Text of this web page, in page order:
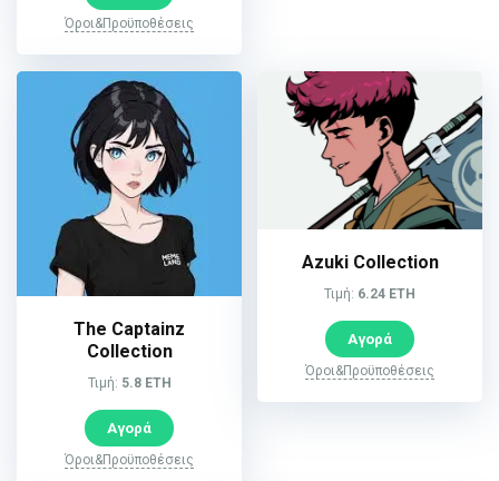
Όροι&Προϋποθέσεις
The Captainz
Collection
Τιμή: 5.8 ETH
Αγορά
Όροι&Προϋποθέσεις
Azuki Collection
Τιμή: 6.24 ETH
Αγορά
Όροι&Προϋποθέσεις